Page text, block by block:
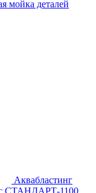
мойка деталей
Аквабластинг
СТАНДАРТ-1100